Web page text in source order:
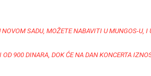
NOVOM SADU, MOŽETE NABAVITI UMUNGOS-U, I
OD 900 DINARA, DOK ĆE NA DAN KONCERTA